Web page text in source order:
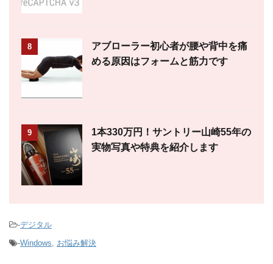
8
アブローラー初心者が腰や背中を痛
める原因はフォームと筋力です
9
1本330万円！サントリー山崎55年の
実物写真や特典を紹介します
-デジタル
-Windows, お悩み解決